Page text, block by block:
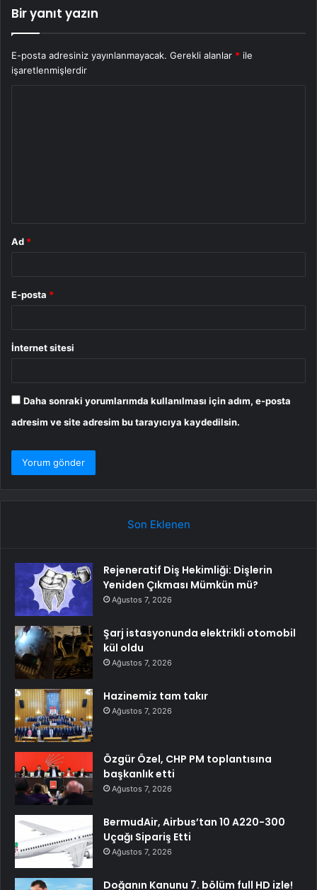
Bir yanıt yazın
E-posta adresiniz yayınlanmayacak. Gerekli alanlar * ile
işaretlenmişlerdir
Ad *
E-posta *
İnternet sitesi
Daha sonraki yorumlarımda kullanılması için adım, e-posta
adresim ve site adresim bu tarayıcıya kaydedilsin.
Son Eklenen
Rejeneratif Diş Hekimliği: Dişlerin
Yeniden Çıkması Mümkün mü?
Ağustos 7, 2026
Şarj istasyonunda elektrikli otomobil
kül oldu
Ağustos 7, 2026
Hazinemiz tam takır
Ağustos 7, 2026
Özgür Özel, CHP PM toplantısına
başkanlık etti
Ağustos 7, 2026
BermudAir, Airbus’tan 10 A220-300
Uçağı Sipariş Etti
Ağustos 7, 2026
Doğanın Kanunu 7. bölüm full HD izle!